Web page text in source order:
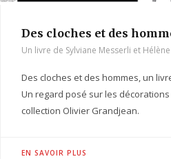
Des cloches et des
Un livre de Sylviane Messerli et
Des cloches et des hommes, un
Un regard posé sur les
collection Olivier Grandjean.
EN SAVOIR PLUS